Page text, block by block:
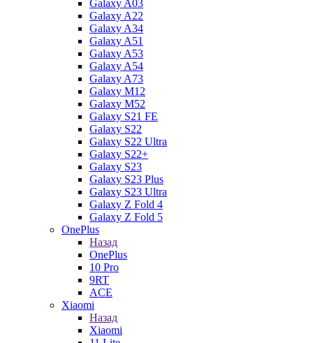
Galaxy A03
Galaxy A22
Galaxy A34
Galaxy A51
Galaxy A53
Galaxy A54
Galaxy A73
Galaxy M12
Galaxy M52
Galaxy S21 FE
Galaxy S22
Galaxy S22 Ultra
Galaxy S22+
Galaxy S23
Galaxy S23 Plus
Galaxy S23 Ultra
Galaxy Z Fold 4
Galaxy Z Fold 5
OnePlus
Назад
OnePlus
10 Pro
9RT
ACE
Xiaomi
Назад
Xiaomi